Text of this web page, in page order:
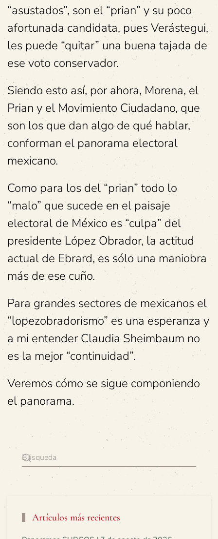
“asustados”, son el “prian” y su poco
afortunada candidata, pues Verástegui,
les puede “quitar” una buena tajada de
ese voto conservador.
Siendo esto así, por ahora, Morena, el
Prian y el Movimiento Ciudadano, que
son los que dan algo de qué hablar,
conforman el panorama electoral
mexicano.
Como para los del “prian” todo lo
“malo” que sucede en el paisaje
electoral de México es “culpa” del
presidente López Obrador, la actitud
actual de Ebrard, es sólo una maniobra
más de ese cuño.
Para grandes sectores de mexicanos el
“lopezobradorismo” es una esperanza y
a mi entender Claudia Sheimbaum no
es la mejor “continuidad”.
Veremos cómo se sigue componiendo
el panorama.
Artículos más recientes